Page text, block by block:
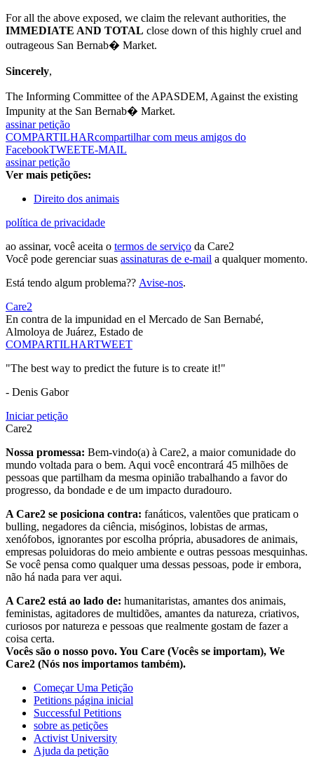
For all the above exposed, we claim the relevant authorities, the
IMMEDIATE AND TOTAL close down of this highly cruel and
outrageous San Bernab� Market.
Sincerely,
The Informing Committee of the APASDEM, Against the existing
Impunity at the San Bernab� Market.
assinar petição
COMPARTILHARcompartilhar com meus amigos do
FacebookTWEETE-MAIL
assinar petição
Ver mais petições:
Direito dos animais
política de privacidade
ao assinar, você aceita o termos de serviço da Care2
Você pode gerenciar suas assinaturas de e-mail a qualquer momento.
Está tendo algum problema?? Avise-nos.
Care2
En contra de la impunidad en el Mercado de San Bernabé,
Almoloya de Juárez, Estado de
COMPARTILHARTWEET
"The best way to predict the future is to create it!"
- Denis Gabor
Iniciar petição
Care2
Nossa promessa: Bem-vindo(a) à Care2, a maior comunidade do
mundo voltada para o bem. Aqui você encontrará 45 milhões de
pessoas que partilham da mesma opinião trabalhando a favor do
progresso, da bondade e de um impacto duradouro.
A Care2 se posiciona contra: fanáticos, valentões que praticam o
bulling, negadores da ciência, misóginos, lobistas de armas,
xenófobos, ignorantes por escolha própria, abusadores de animais,
empresas poluidoras do meio ambiente e outras pessoas mesquinhas.
Se você pensa como qualquer uma dessas pessoas, pode ir embora,
não há nada para ver aqui.
A Care2 está ao lado de: humanitaristas, amantes dos animais,
feministas, agitadores de multidões, amantes da natureza, criativos,
curiosos por natureza e pessoas que realmente gostam de fazer a
coisa certa.
Vocês são o nosso povo. You Care (Vocês se importam), We
Care2 (Nós nos importamos também).
Começar Uma Petição
Petitions página inicial
Successful Petitions
sobre as petições
Activist University
Ajuda da petição